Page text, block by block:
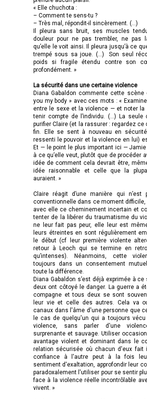
« Elle chuchota :
– Comment te sens-tu ?
– Très mal, répondit-il sincèrement. (…)
Il pleura sans bruit, ses muscles
douleur pour ne pas trembler, ne pas
qu’elle le voit ainsi. Il pleura jusqu’à ce
trempé sous sa joue. (…) Son seul
poids si fragile étendu contre son
profondément. »
La sécurité dans une certaine violence
Diana Gabaldon commente cette scène
you my body » avec ces mots : «
entre le sexe et la violence — et noter la
tenir compte de l’individu. (…) La seule
purifier Claire (et la rassurer : regardez ce
fin. Elle se sent à nouveau en
ressenti le pouvoir et la violence en lui)
Et — le point le plus important ici —
à ce qu’elle veut, plutôt que de procéder
idée de comment cela devrait être,
idée raisonnable et celle que la
auraient. »
Claire réagit d’une manière qui n’est
conventionnelle dans ce moment
avec elle ce cheminement incertain et
tenter de la libérer du traumatisme du
ne leur fait pas peur, elle leur est
leurs étreintes en sont régulièrement
le début (cf leur première violente
retour à Leoch qui se termine en
qu’intenses). Néanmoins, cette
toujours dans un consentement
toute la différence.
Diana Gabaldon s’est déjà exprimée à ce
deux ont côtoyé le danger. La guerre a
compagne et tous deux se sont
leur vie et celle des autres. Cela va
canaux dans l'âme d'une personne que
le cas de quelqu'un qui a toujours
violence, sans parler d'une
surprenante et sauvage. Utiliser
avantage violent et dominant dans le
relation sécurisée où chacun d'eux fait
confiance à l'autre peut à la fois
sentiment d'exaltation, approfondir leur
paradoxalement l'utiliser pour se sentir
face à la violence réelle incontrôlable
vivent. »